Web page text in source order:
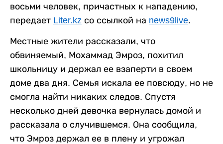
восьми человек, причастных к нападению,
передает Liter.kz со ссылкой на news9live.
Местные жители рассказали, что
обвиняемый, Мохаммад Эмроз, похитил
школьницу и держал ее взаперти в своем
доме два дня. Семья искала ее повсюду, но не
смогла найти никаких следов. Спустя
несколько дней девочка вернулась домой и
рассказала о случившемся. Она сообщила,
что Эмроз держал ее в плену и угрожал